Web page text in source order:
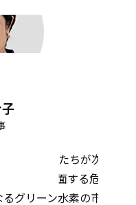
生きる私たちが次の世
京は、直面する危機的
グリーン水素の市場取